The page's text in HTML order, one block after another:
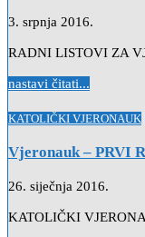
3. srpnja 2016.
RADNI LISTOVI ZA
nastavi čitati...
Posted
KATOLIČKI VJERONAUK
Vjeronauk – PRVI
26. siječnja 2016.
KATOLIČKI